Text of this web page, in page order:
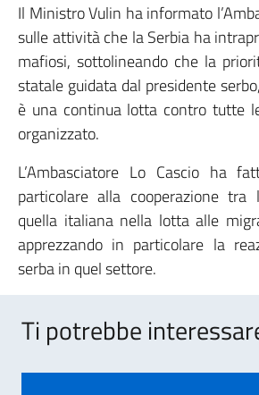
Il Ministro Vulin ha informato
sulle attività che la Serbia ha
mafiosi, sottolineando che la
statale guidata dal presidente
è una continua lotta contro tutte
organizzato.
L’Ambasciatore Lo Cascio ha
particolare alla cooperazione
quella italiana nella lotta alle
apprezzando in particolare la
serba in quel settore.
Ti potrebbe